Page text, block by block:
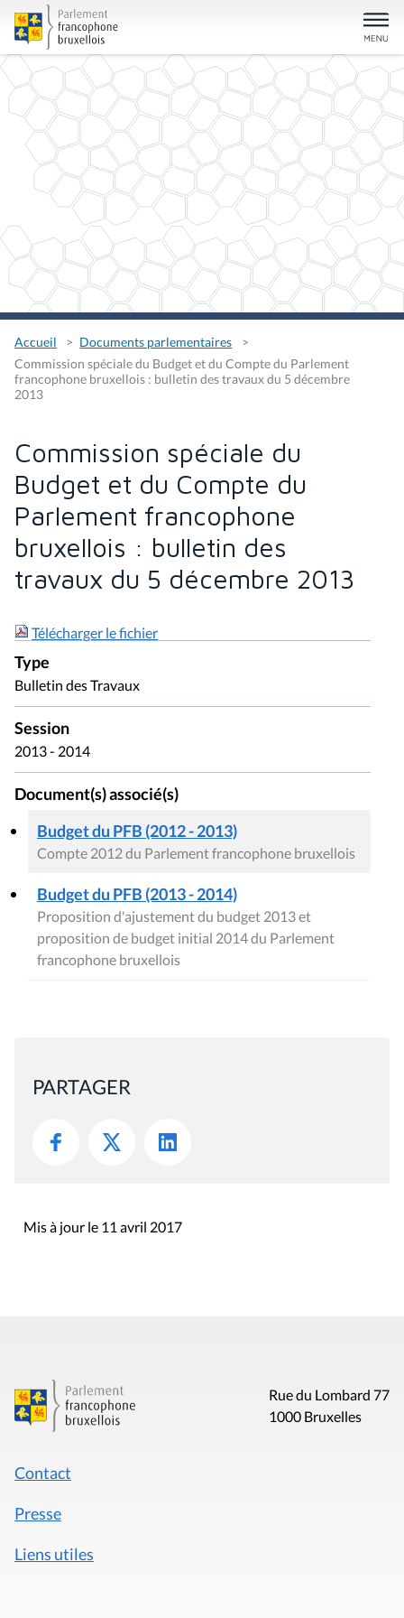
Accueil
Documents parlementaires
Commission spéciale du Budget et du Compte du Parlement
francophone bruxellois : bulletin des travaux du 5 décembre
2013
Commission spéciale du
Budget et du Compte du
Parlement francophone
bruxellois : bulletin des
travaux du 5 décembre 2013
Télécharger le fichier
Type
Bulletin des Travaux
Session
2013 - 2014
Document(s) associé(s)
Budget du PFB (2012 - 2013)
Compte 2012 du Parlement francophone bruxellois
Budget du PFB (2013 - 2014)
Proposition d'ajustement du budget 2013 et
proposition de budget initial 2014 du Parlement
francophone bruxellois
PARTAGER
Mis à jour le 11 avril 2017
Rue du Lombard 77
1000 Bruxelles
Contact
Presse
Liens utiles